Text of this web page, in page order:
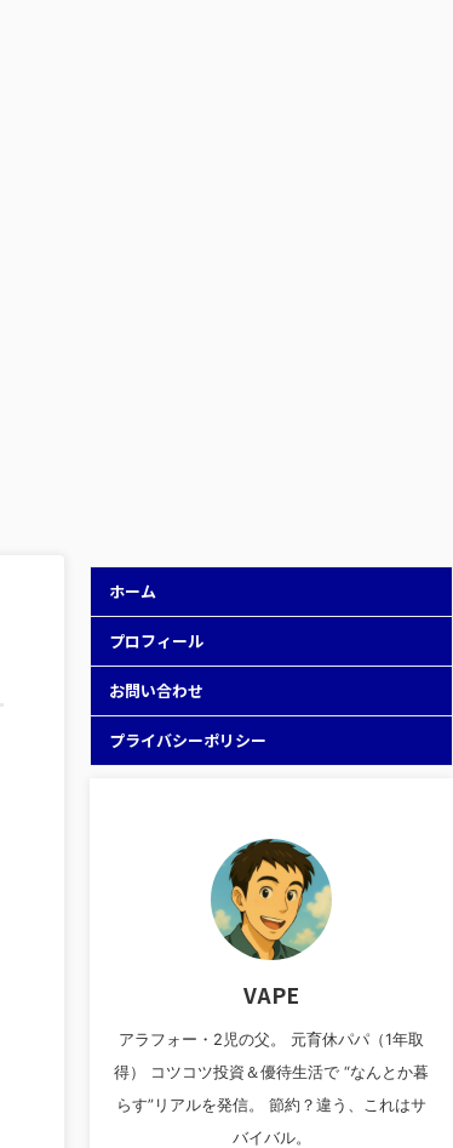
ホーム
プロフィール
お問い合わせ
プライバシーポリシー
VAPE
アラフォー・2児の父。 元育休パパ（1年取
得） コツコツ投資＆優待生活で “なんとか暮
らす”リアルを発信。 節約？違う、これはサ
バイバル。